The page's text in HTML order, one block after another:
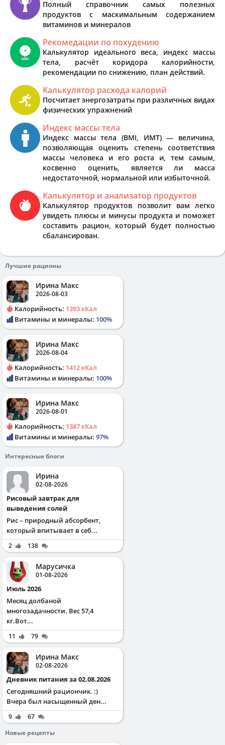
Полный справочник самых полезных
продуктов с маскимальным содержанием
витаминов и минералов
Рекомедации по похудению
Калькулятор идеального веса, индекс массы
тела, расчёт коридора калорийности,
рекомендации по снижению, план действий.
Калькулятор расхода калорий
Посчитает энергозатраты при различных видах
физических упражнений
Индекс массы тела
Индекс массы тела (BMI, ИМТ) — величина,
позволяющая оценить степень соответствия
массы человека и его роста и, тем самым,
косвенно оценить, является ли масса
недостаточной, нормальной или избыточной.
Калькулятор и анализатор продуктов
Калькулятор продуктов позволит вам легко
увидеть плюсы и минусы продукта и поможет
составить рацион, который будет полностью
сбалансирован.
Лучшие рационы
Ирина Макс
2026-08-03
Калорийность: 1393 кКал
Витамины и минералы: 100%
Ирина Макс
2026-08-04
Калорийность: 1412 кКал
Витамины и минералы: 100%
Ирина Макс
2026-08-01
Калорийность: 1387 кКал
Витамины и минералы: 97%
Интересные блоги
Ирина
02-08-2026
Рисовый завтрак для
выведения солей
Рис – природный абсорбент,
который впитывает в себ...
2 138
Марусичка
01-08-2026
Июль 2026
Месяц долбаной
многозадачности. Вес 57,4
кг.Вот...
11 79
Ирина Макс
02-08-2026
Дневник питания за 02.08.2026
Сегодняшний рациончик. :)
Вчера был насыщенный ден...
9
67
Новые рецепты